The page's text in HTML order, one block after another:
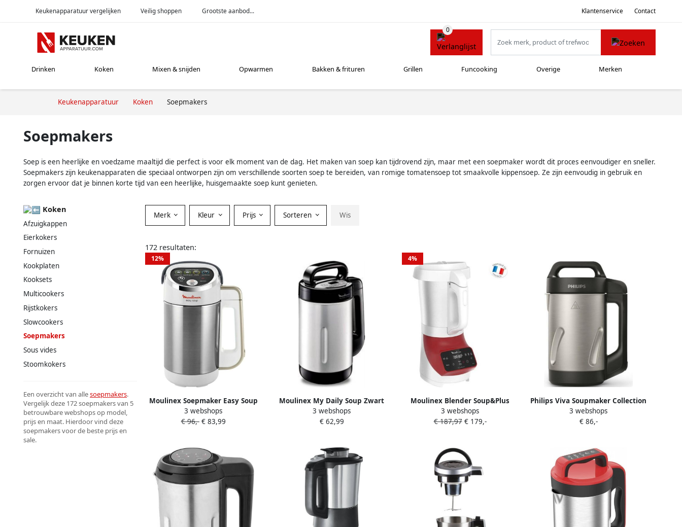
Keukenapparatuur vergelijken Veilig shoppen Grootste aanbod... Klantenservice Contact
Drinken Koken Mixen & snijden Opwarmen Bakken & frituren Grillen Funcooking Overige Merken
Keukenapparatuur Koken Soepmakers
Soepmakers
Soep is een heerlijke en voedzame maaltijd die perfect is voor elk moment van de dag. Het maken van soep kan tijdrovend zijn, maar met een soepmaker wordt dit proces eenvoudiger en sneller.
Soepmakers zijn keukenapparaten die speciaal ontworpen zijn om verschillende soorten soep te bereiden, van romige tomatensoep tot smaakvolle kippensoep. Ze zijn eenvoudig in gebruik en
zorgen ervoor dat je binnen korte tijd van een heerlijke, huisgemaakte soep kunt genieten.
Koken
Afzuigkappen
Eierkokers
Fornuizen
Kookplaten
Kooksets
Multicookers
Rijstkokers
Slowcookers
Soepmakers
Sous vides
Stoomkokers
Een overzicht van allesoepmakers.
Vergelijk deze 172 soepmakers van 5
betrouwbare webshops op model,
prijs en maat. Hierdoor vind deze
soepmakers voor de beste prijs en
sale.
Merk Kleur Prijs Sorteren Wis
172 resultaten:
12%
Moulinex Soepmaker Easy Soup
LM841B10 | Soepmakers |
3016667242612
3 webshops
€ 96,-€ 83,99
Moulinex My Daily Soup Zwart
LM542810 | Soepmakers |
3016661150500
3 webshops
€ 62,99
4%
Moulinex Blender Soup&Plus
LM924500 | Blenders |
Keuken&Koken Keukenapparaten
3 webshops
€ 187,97€ 179,-
Philips Viva Soupmaker Collection
HR2203 80 | Soepmakers |
Keuken&Koken Keukenapparaten
3 webshops
€ 86,-